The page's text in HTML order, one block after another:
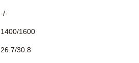
-/-
1400/1600
26.7/30.8